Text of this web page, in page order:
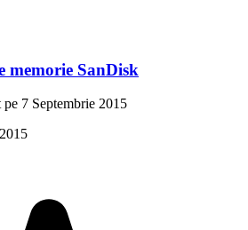
memorie SanDisk
7 Septembrie 2015